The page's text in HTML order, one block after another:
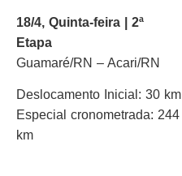
18/4, Quinta-feira | 2ª
Etapa
Guamaré/RN – Acari/RN
Deslocamento Inicial: 30 km
Especial cronometrada: 244
km